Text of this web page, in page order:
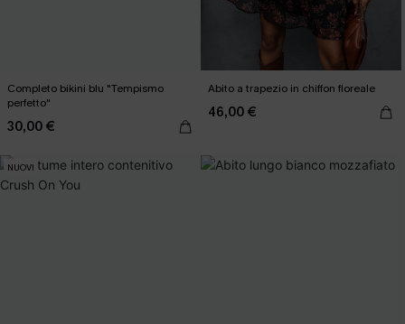
Completo bikini blu "Tempismo
perfetto"
30,00 €
Abito a trapezio in chiffon floreale
46,00 €
NUOVI